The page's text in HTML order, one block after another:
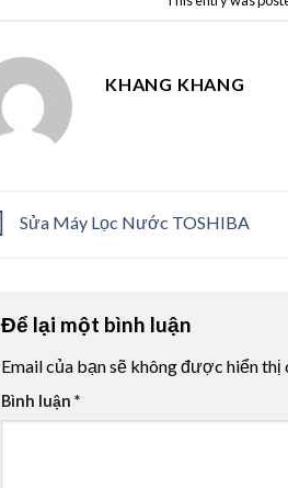
KHANG KHANG
Sửa Máy Lọc Nước TOSHIBA
Để lại một bình luận
Email của bạn sẽ không được hiển thị
Bình luận *